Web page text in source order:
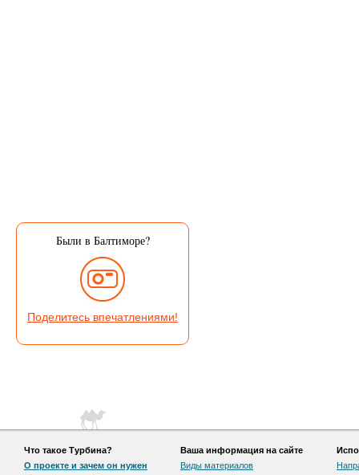
Были в Балтиморе?
Поделитесь впечатлениями!
Что такое Турбина?
О проекте и зачем он нужен
Ваша информация на сайте
Виды материалов